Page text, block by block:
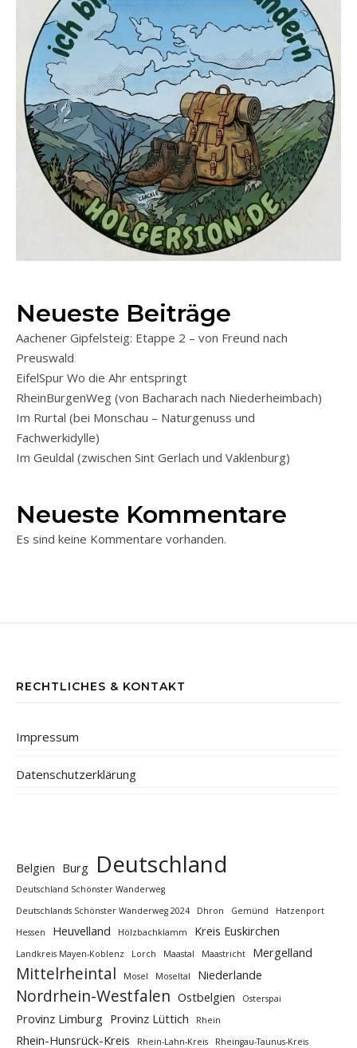
Neueste Beiträge
Aachener Gipfelsteig: Etappe 2 – von Freund nach
Preuswald
EifelSpur Wo die Ahr entspringt
RheinBurgenWeg (von Bacharach nach Niederheimbach)
Im Rurtal (bei Monschau – Naturgenuss und
Fachwerkidylle)
Im Geuldal (zwischen Sint Gerlach und Vaklenburg)
Neueste Kommentare
Es sind keine Kommentare vorhanden.
RECHTLICHES & KONTAKT
Impressum
Datenschutzerklärung
Belgien Burg Deutschland
Deutschland Schönster Wanderweg
Deutschlands Schönster Wanderweg 2024
Dhron Gemünd
Hatzenport
Hessen
Heuvelland Hölzbachklamm Kreis Euskirchen
Landkreis Mayen-Koblenz Lorch Maastal Maastricht Mergelland
Mittelrheintal Mosel Moseltal Niederlande
Nordrhein-Westfalen Ostbelgien Osterspai
Provinz Limburg Provinz Lüttich Rhein
Rhein-Hunsrück-Kreis Rhein-Lahn-Kreis Rheingau-Taunus-Kreis